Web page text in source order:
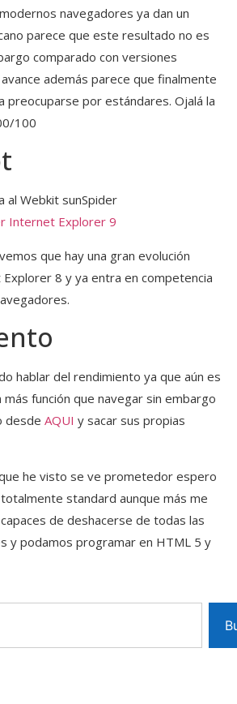
navegadores ya dan un
parece que este resultado no es
comparado con versiones
además parece que finalmente
preocuparse por estándares. Ojalá la
100
al Webkit sunSpider
que hay una gran evolución
8 y ya entra en competencia
hablar del rendimiento ya que aún es
más función que navegar sin embargo
desde AQUI y sacar sus propias
he visto se ve prometedor espero
standard aunque más me
de deshacerse de todas las
y podamos programar en HTML 5 y